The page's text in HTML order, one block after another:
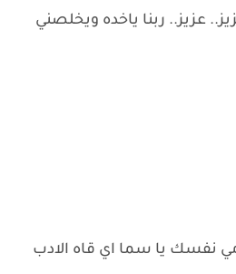
عزيز.. ربنا ياخده ويخلصني
نفسك يا سما اي قاه الادب